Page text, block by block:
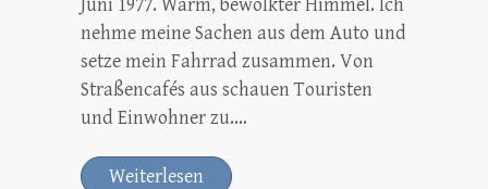
Juni 1977. Warm, bewölkter Himmel. Ich
nehme meine Sachen aus dem Auto und
setze mein Fahrrad zusammen. Von
Straßencafés aus schauen Touristen
und Einwohner zu.…
Weiterlesen